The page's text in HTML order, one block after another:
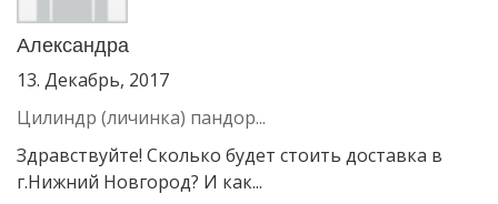
Александра
13. Декабрь, 2017
Цилиндр (личинка) пандор...
Здравствуйте! Сколько будет стоить доставка в
г.Нижний Новгород? И как...